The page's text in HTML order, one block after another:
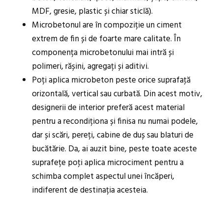
MDF, gresie, plastic și chiar sticlă).
Microbetonul are în compoziție un ciment
extrem de fin și de foarte mare calitate. În
componența microbetonului mai intră și
polimeri, rășini, agregați și aditivi.
Poți aplica microbeton peste orice suprafaţă
orizontală, vertical sau curbată. Din acest motiv,
designerii de interior preferă acest material
pentru a recondiționa și finisa nu numai podele,
dar și scări, pereți, cabine de duș sau blaturi de
bucătărie. Da, ai auzit bine, peste toate aceste
suprafețe poţi aplica microciment pentru a
schimba complet aspectul unei încăperi,
indiferent de destinația acesteia.